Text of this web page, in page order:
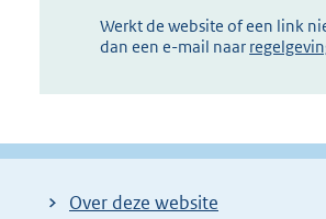
Werkt de website of een link
dan een e-mail naar
Over deze website